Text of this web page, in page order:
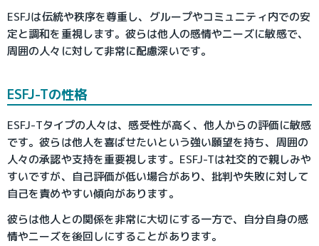
ESFJは伝統や秩序を尊重し、グループやコミュニティ内での安
定と調和を重視します。彼らは他人の感情やニーズに敏感で、
周囲の人々に対して非常に配慮深いです。
ESFJ-Tの性格
ESFJ-Tタイプの人々は、感受性が高く、他人からの評価に敏感
です。彼らは他人を喜ばせたいという強い願望を持ち、周囲の
人々の承認や支持を重要視します。ESFJ-Tは社交的で親しみや
すいですが、自己評価が低い場合があり、批判や失敗に対して
自己を責めやすい傾向があります。
彼らは他人との関係を非常に大切にする一方で、自分自身の感
情やニーズを後回しにすることがあります。